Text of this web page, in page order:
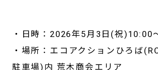
・日時：2026年5月3日(祝)10:00
・場所：エコアクションひろば
駐車場)内 荒木商会エリア